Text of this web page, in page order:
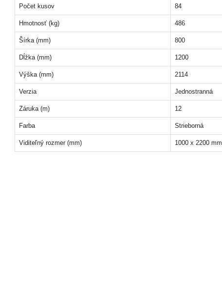
Počet kusov 84
Hmotnosť (kg) 486
Šírka (mm) 800
Dĺžka (mm) 1200
Výška (mm) 2114
Verzia Jednostranná
Záruka (m) 12
Farba Strieborná
Viditeľný rozmer (mm) 1000 x 2200 mm